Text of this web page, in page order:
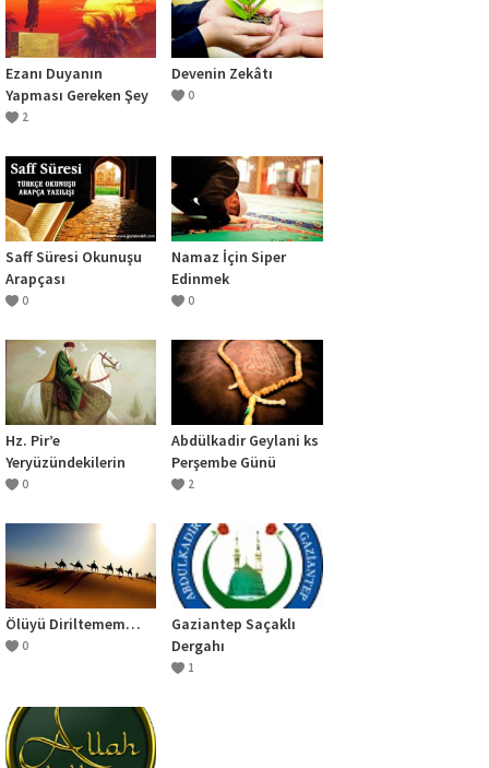
Ezanı Duyanın
Yapması Gereken Şey
2
Devenin Zekâtı
0
Saff Süresi Okunuşu
Arapçası
0
Namaz İçin Siper
Edinmek
0
Hz. Pir’e
Yeryüzündekilerin
Selam Vermesi
0
Abdülkadir Geylani ks
Perşembe Günü
Salavatı
2
Ölüyü Diriltemem…
0
Gaziantep Saçaklı
Dergahı
1